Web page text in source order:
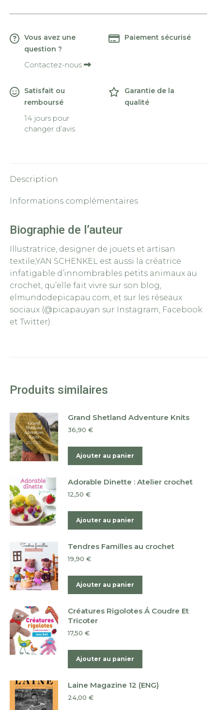
Vous avez une
question ?
Contactez-nous
Paiement sécurisé
Satisfait ou
remboursé
14 jours pour
changer d’avis
Garantie de la
qualité
Description
Informations complémentaires
Biographie de l’auteur
Illustratrice, designer de jouets et artisan
textile,YAN SCHENKEL est aussi la créatrice
infatigable d’innombrables petits animaux au
crochet, qu’elle fait vivre sur son blog,
elmundodepicapau.com, et sur les réseaux
sociaux (@picapauyan sur Instagram, Facebook
et Twitter).
Produits similaires
Grand Shetland Adventure Knits
36,90 €
Ajouter au panier
Adorable Dinette : Atelier crochet
12,50 €
Ajouter au panier
Tendres Familles au crochet
19,90 €
Ajouter au panier
Créatures Rigolotes Á Coudre Et
Tricoter
17,50 €
Ajouter au panier
Laine Magazine 12 (ENG)
24,00 €